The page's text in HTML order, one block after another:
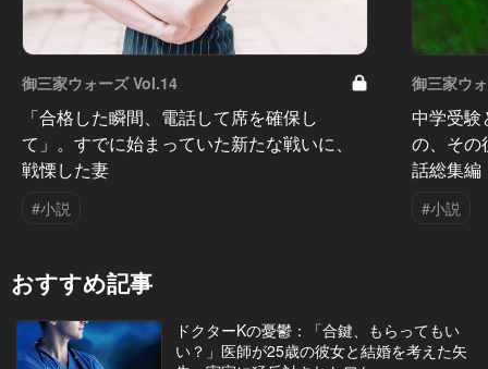
御三家ウォーズ Vol.14
「合格した瞬間、電話して席を確保し
て」。すでに始まっていた新たな戦いに、
戦慄した妻
#小説
御三家ウ
中学受験
の、そ
話総集編
#小説
おすすめ記事
ドクターKの憂鬱：「合鍵、もらってもい
い？」医師が25歳の彼女と結婚を考えた矢